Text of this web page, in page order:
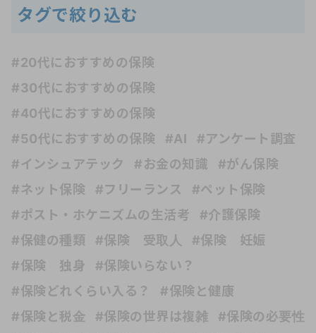
タグで絞り込む
#20代におすすめの保険
#30代におすすめの保険
#40代におすすめの保険
#50代におすすめの保険
#AI
#アンケート調査
#インシュアテック
#お金の知識
#がん保険
#ネット保険
#フリーランス
#ペット保険
#ポスト・ホケニズムの生活考
#介護保険
#保健の種類
#保険 受取人
#保険 妊娠
#保険 独身
#保険いらない？
#保険どれくらい入る？
#保険と健康
#保険と税金
#保険の世界は複雑
#保険の必要性